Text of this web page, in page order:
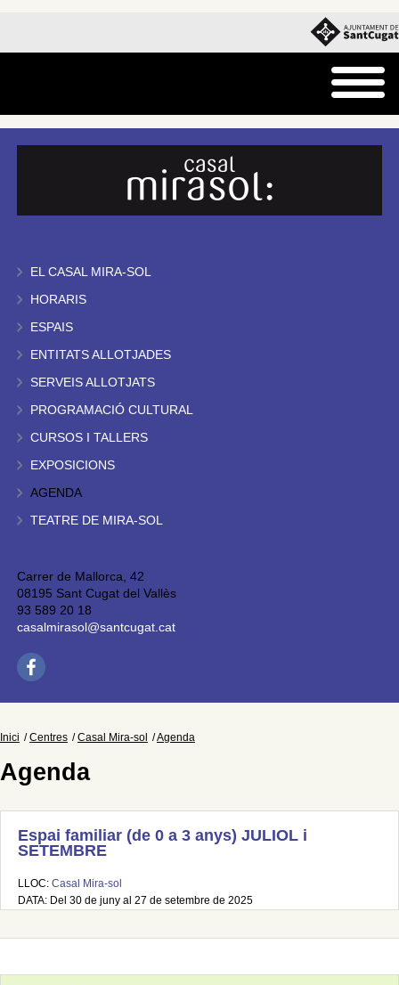
EL CASAL MIRA-SOL
HORARIS
ESPAIS
ENTITATS ALLOTJADES
SERVEIS ALLOTJATS
PROGRAMACIÓ CULTURAL
CURSOS I TALLERS
EXPOSICIONS
AGENDA
TEATRE DE MIRA-SOL
Carrer de Mallorca, 42
08195 Sant Cugat del Vallès
93 589 20 18
casalmirasol@santcugat.cat
Inici Centres Casal Mira-sol Agenda
Agenda
Espai familiar (de 0 a 3 anys) JULIOL i
SETEMBRE
LLOC: Casal Mira-sol
DATA: Del 30 de juny al 27 de setembre de 2025